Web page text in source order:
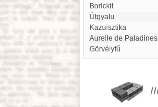
Borickit
Útgyalu
kazuisztika
Aurelle de Paladines
Görvélyfű